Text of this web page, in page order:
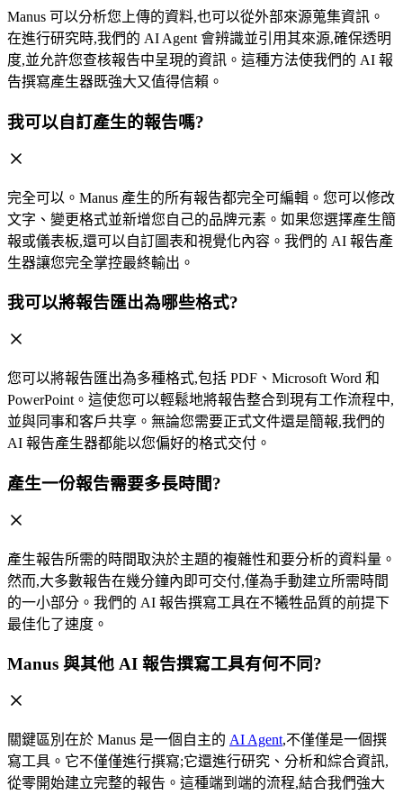
Manus 可以分析您上傳的資料,也可以從外部來源蒐集資訊。
在進行研究時,我們的 AI Agent 會辨識並引用其來源,確保透明
度,並允許您查核報告中呈現的資訊。這種方法使我們的 AI 報
告撰寫產生器既強大又值得信賴。
我可以自訂產生的報告嗎?
完全可以。Manus 產生的所有報告都完全可編輯。您可以修改
文字、變更格式並新增您自己的品牌元素。如果您選擇產生簡
報或儀表板,還可以自訂圖表和視覺化內容。我們的 AI 報告產
生器讓您完全掌控最終輸出。
我可以將報告匯出為哪些格式?
您可以將報告匯出為多種格式,包括 PDF、Microsoft Word 和
PowerPoint。這使您可以輕鬆地將報告整合到現有工作流程中,
並與同事和客戶共享。無論您需要正式文件還是簡報,我們的
AI 報告產生器都能以您偏好的格式交付。
產生一份報告需要多長時間?
產生報告所需的時間取決於主題的複雜性和要分析的資料量。
然而,大多數報告在幾分鐘內即可交付,僅為手動建立所需時間
的一小部分。我們的 AI 報告撰寫工具在不犧牲品質的前提下
最佳化了速度。
Manus 與其他 AI 報告撰寫工具有何不同?
關鍵區別在於 Manus 是一個自主的 AI Agent,不僅僅是一個撰
寫工具。它不僅僅進行撰寫;它還進行研究、分析和綜合資訊,
從零開始建立完整的報告。這種端到端的流程,結合我們強大